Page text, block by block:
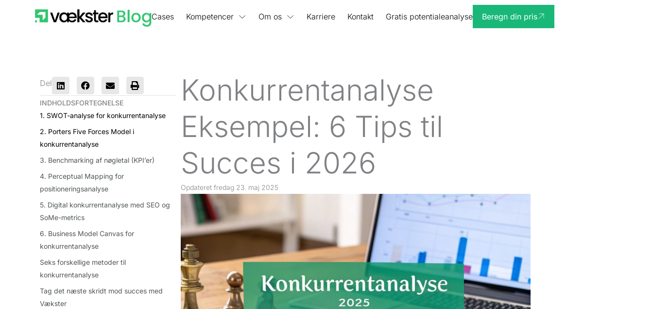
Cases Kompetencer Om os Karriere Kontakt Gratis potentialeanalyse Beregn din pris
Del
INDHOLDSFORTEGNELSE
1. SWOT-analyse for konkurrentanalyse
2. Porters Five Forces Model i
konkurrentanalyse
3. Benchmarking af nøgletal (KPI’er)
4. Perceptual Mapping for
positioneringsanalyse
5. Digital konkurrentanalyse med SEO og
SoMe-metrics
6. Business Model Canvas for
konkurrentanalyse
Seks forskellige metoder til
konkurrentanalyse
Tag det næste skridt mod succes med
Vækster
Konkurrentanalyse
Eksempel: 6 Tips til
Succes i 2026
Opdateret fredag 23. maj 2025